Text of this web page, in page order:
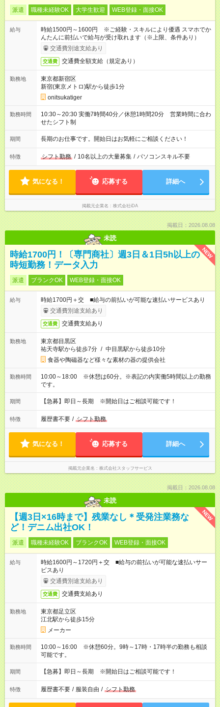
派遣 職種未経験OK 大学生歓迎 WEB登録・面接OK
給与
時給1500円～1600円 ※ご経験・スキルにより優遇 スマホでか
んたんに前払いで給与が受け取れます（※上限、条件あり）
交通費別途支給あり
交通費 交通費全額支給（規定あり）
勤務地
東京都新宿区
新宿(東京メトロ)駅から徒歩1分
onitsukatiger
勤務時間
10:30～20:30 実働7時間40分／休憩1時間20分 営業時間に合わ
せたシフト制
期間 長期のお仕事です。開始日はお気軽にご相談ください！
特徴 シフト勤務 / 10名以上の大量募集 / パソコンスキル不要
気になる！ 応募する 詳細へ
掲載元企業名 株式会社iDA
掲載日：2026.08.08
未読
NEW
時給1700円！〔専門商社〕週3日＆1日5h以上の
時短勤務！データ入力
派遣 ブランクOK WEB登録・面接OK
給与
時給1700円＋交 ■給与の前払いが可能な速払いサービスあり
交通費別途支給あり
交通費 交通費支給あり
勤務地
東京都目黒区
祐天寺駅から徒歩7分 / 中目黒駅から徒歩10分
食器や陶磁器など様々な素材の器の提供会社
勤務時間
10:00～18:00 ※休憩は60分。※表記の内実働5時間以上の勤務
です。
期間 【急募】即日～長期 ※開始日はご相談可能です！
特徴 履歴書不要 / シフト勤務
気になる！ 応募する 詳細へ
掲載元企業名 株式会社スタッフサービス
掲載日：2026.08.08
未読
NEW
【週3日×16時まで】残業なし＊受発注業務な
ど！デニム出社OK！
派遣 職種未経験OK ブランクOK WEB登録・面接OK
給与
時給1600円～1720円＋交 ■給与の前払いが可能な速払いサー
ビスあり
交通費別途支給あり
交通費 交通費支給あり
勤務地
東京都足立区
江北駅から徒歩15分
メーカー
勤務時間
10:00～16:00 ※休憩60分。9時～17時・17時半の勤務も相談
可能です。
期間 【急募】即日～長期 ※開始日はご相談可能です！
特徴 履歴書不要 / 服装自由 / シフト勤務